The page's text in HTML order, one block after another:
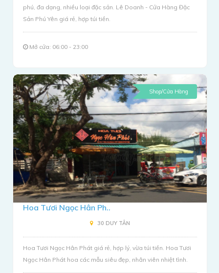
phú, đa dạng, nhiều loại đặc sản. Lê Doanh - Cửa Hàng Đặc
Sản Phú Yên giá rẻ, hợp túi tiền.
Mở cửa: 06:00 - 23:00
Shop/Cửa Hàng
Hoa Tươi Ngọc Hân Ph..
30 DUY TÂN
Hoa Tươi Ngọc Hân Phát giá rẻ, hợp lý, vừa túi tiền. Hoa Tươi
Ngọc Hân Phát hoa các mẫu siêu đẹp, nhân viên nhiệt tình.